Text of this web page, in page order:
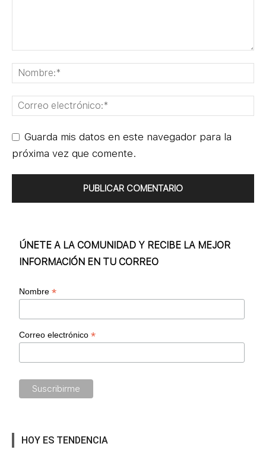
Guarda mis datos en este navegador para la
próxima vez que comente.
ÚNETE A LA COMUNIDAD Y RECIBE LA MEJOR
INFORMACIÓN EN TU CORREO
Nombre*
Correo electrónico*
HOY ES TENDENCIA